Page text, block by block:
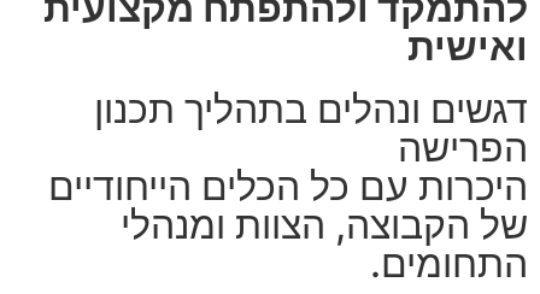
ואישית
דגשים ונהלים בתהליך תכנון
הפרישה
היכרות עם כל הכלים הייחודיים
של הקבוצה, הצוות ומנהלי
התחומים.